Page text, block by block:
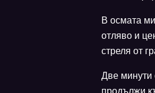
В осмата
отляво и
стреля от
Две минути